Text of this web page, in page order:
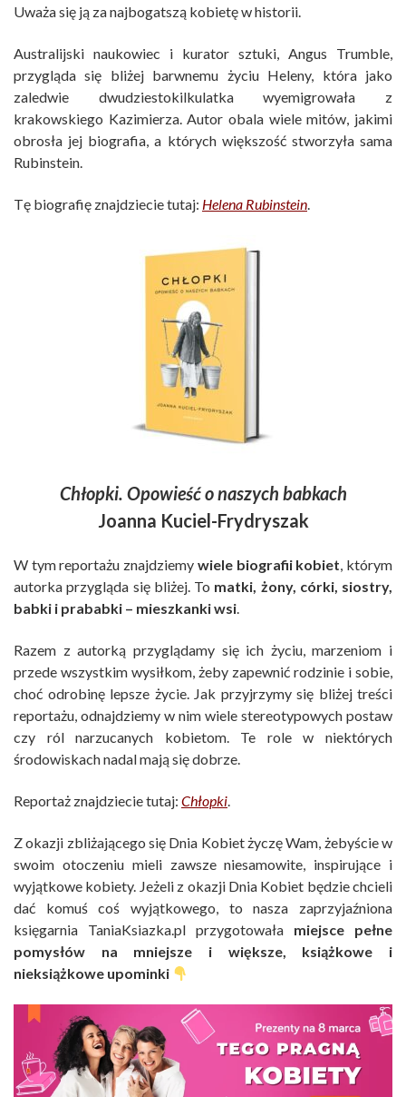
Uważa się ją za najbogatszą kobietę w historii.
Australijski naukowiec i kurator sztuki, Angus Trumble,
przygląda się bliżej barwnemu życiu Heleny, która jako
zaledwie dwudziestokilkulatka wyemigrowała z
krakowskiego Kazimierza. Autor obala wiele mitów, jakimi
obrosła jej biografia, a których większość stworzyła sama
Rubinstein.
Tę biografię znajdziecie tutaj: Helena Rubinstein.
Chłopki. Opowieść o naszych babkach
Joanna Kuciel-Frydryszak
W tym reportażu znajdziemy wiele biografii kobiet, którym
autorka przygląda się bliżej. To matki, żony, córki, siostry,
babki i prababki – mieszkanki wsi.
Razem z autorką przyglądamy się ich życiu, marzeniom i
przede wszystkim wysiłkom, żeby zapewnić rodzinie i sobie,
choć odrobinę lepsze życie. Jak przyjrzymy się bliżej treści
reportażu, odnajdziemy w nim wiele stereotypowych postaw
czy ról narzucanych kobietom. Te role w niektórych
środowiskach nadal mają się dobrze.
Reportaż znajdziecie tutaj: Chłopki.
Z okazji zbliżającego się Dnia Kobiet życzę Wam, żebyście w
swoim otoczeniu mieli zawsze niesamowite, inspirujące i
wyjątkowe kobiety. Jeżeli z okazji Dnia Kobiet będzie chcieli
dać komuś coś wyjątkowego, to nasza zaprzyjaźniona
księgarnia TaniaKsiazka.pl przygotowała miejsce pełne
pomysłów na mniejsze i większe, książkowe i
nieksiążkowe upominki